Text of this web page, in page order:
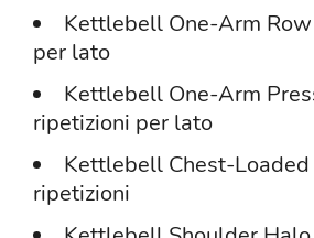
Kettlebell One-Arm
per lato
Kettlebell One-Arm
ripetizioni per lato
Kettlebell Chest-
ripetizioni